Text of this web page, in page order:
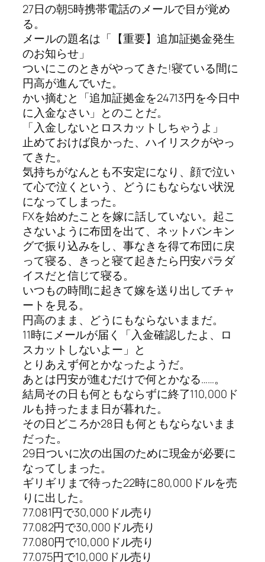
27日の朝5時携帯電話のメールで目が覚め
る。
メールの題名は「【重要】追加証拠金発生
のお知らせ」
ついにこのときがやってきた!寝ている間に
円高が進んでいた。
かい摘むと「追加証拠金を24713円を今日中
に入金なさい」とのことだ。
「入金しないとロスカットしちゃうよ」
止めておけば良かった、ハイリスクがやっ
てきた。
気持ちがなんとも不安定になり、顔で泣い
て心で泣くという、どうにもならない状況
になってしまった。
FXを始めたことを嫁に話していない。起こ
さないように布団を出て、ネットバンキン
グで振り込みをし、事なきを得て布団に戻
って寝る、きっと寝て起きたら円安パラダ
イスだと信じて寝る。
いつもの時間に起きて嫁を送り出してチャ
ートを見る。
円高のまま、どうにもならないままだ。
11時にメールが届く「入金確認したよ、ロ
スカットしないよー」と
とりあえず何とかなったようだ。
あとは円安が進むだけで何とかなる……。
結局その日も何ともならずに終了110,000ド
ルも持ったまま日が暮れた。
その日どころか28日も何ともならないまま
だった。
29日ついに次の出国のために現金が必要に
なってしまった。
ギリギリまで待った22時に80,000ドルを売
りに出した。
77.081円で30,000ドル売り
77.082円で30,000ドル売り
77.080円で10,000ドル売り
77.075円で10,000ドル売り